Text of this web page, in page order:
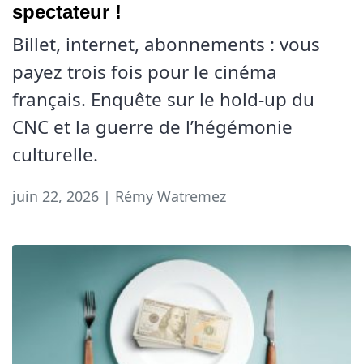
spectateur !
Billet, internet, abonnements : vous
payez trois fois pour le cinéma
français. Enquête sur le hold-up du
CNC et la guerre de l’hégémonie
culturelle.
juin 22, 2026 | Rémy Watremez